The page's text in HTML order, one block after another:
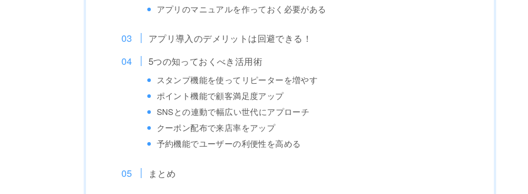
アプリのマニュアルを作っておく必要がある
アプリ導入のデメリットは回避できる！
5つの知っておくべき活用術
スタンプ機能を使ってリピーターを増やす
ポイント機能で顧客満足度アップ
SNSとの連動で幅広い世代にアプローチ
クーポン配布で来店率をアップ
予約機能でユーザーの利便性を高める
まとめ